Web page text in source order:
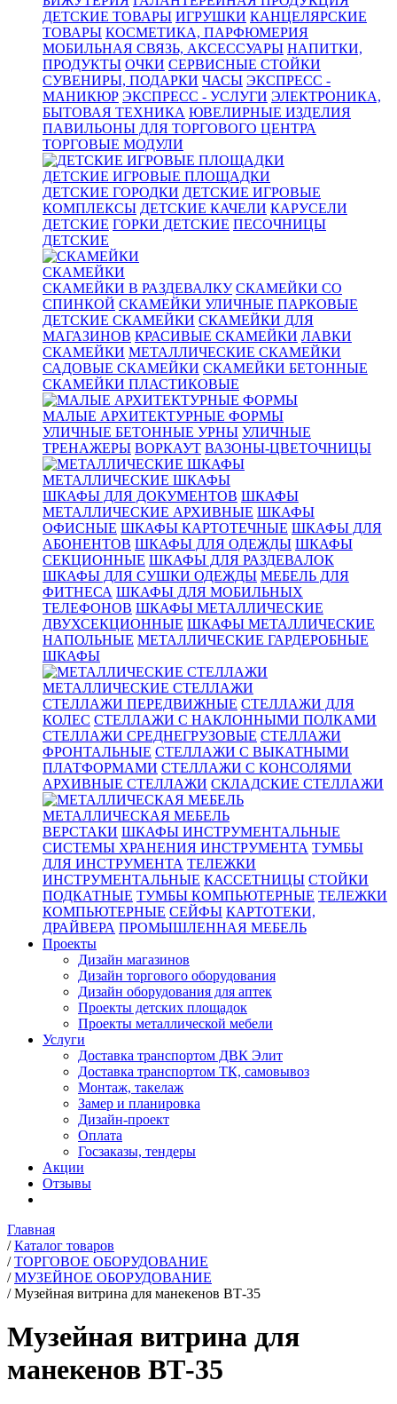
ДЕТСКИЕ ТОВАРЫ ИГРУШКИ КАНЦЕЛЯРСКИЕ
ТОВАРЫ КОСМЕТИКА, ПАРФЮМЕРИЯ
МОБИЛЬНАЯ СВЯЗЬ, АКСЕССУАРЫ НАПИТКИ,
ПРОДУКТЫ ОЧКИ СЕРВИСНЫЕ СТОЙКИ
СУВЕНИРЫ, ПОДАРКИ ЧАСЫ ЭКСПРЕСС -
МАНИКЮР ЭКСПРЕСС - УСЛУГИ ЭЛЕКТРОНИКА,
БЫТОВАЯ ТЕХНИКА ЮВЕЛИРНЫЕ ИЗДЕЛИЯ
ПАВИЛЬОНЫ ДЛЯ ТОРГОВОГО ЦЕНТРА
ТОРГОВЫЕ МОДУЛИ
ДЕТСКИЕ ИГРОВЫЕ ПЛОЩАДКИ
ДЕТСКИЕ ГОРОДКИ ДЕТСКИЕ ИГРОВЫЕ
КОМПЛЕКСЫ ДЕТСКИЕ КАЧЕЛИ КАРУСЕЛИ
ДЕТСКИЕ ГОРКИ ДЕТСКИЕ ПЕСОЧНИЦЫ
ДЕТСКИЕ
СКАМЕЙКИ
СКАМЕЙКИ В РАЗДЕВАЛКУ СКАМЕЙКИ СО
СПИНКОЙ СКАМЕЙКИ УЛИЧНЫЕ ПАРКОВЫЕ
ДЕТСКИЕ СКАМЕЙКИ СКАМЕЙКИ ДЛЯ
МАГАЗИНОВ КРАСИВЫЕ СКАМЕЙКИ ЛАВКИ
СКАМЕЙКИ МЕТАЛЛИЧЕСКИЕ СКАМЕЙКИ
САДОВЫЕ СКАМЕЙКИ СКАМЕЙКИ БЕТОННЫЕ
СКАМЕЙКИ ПЛАСТИКОВЫЕ
МАЛЫЕ АРХИТЕКТУРНЫЕ ФОРМЫ
УЛИЧНЫЕ БЕТОННЫЕ УРНЫ УЛИЧНЫЕ
ТРЕНАЖЕРЫ ВОРКАУТ ВАЗОНЫ-ЦВЕТОЧНИЦЫ
МЕТАЛЛИЧЕСКИЕ ШКАФЫ
ШКАФЫ ДЛЯ ДОКУМЕНТОВ ШКАФЫ
МЕТАЛЛИЧЕСКИЕ АРХИВНЫЕ ШКАФЫ
ОФИСНЫЕ ШКАФЫ КАРТОТЕЧНЫЕ ШКАФЫ ДЛЯ
АБОНЕНТОВ ШКАФЫ ДЛЯ ОДЕЖДЫ ШКАФЫ
СЕКЦИОННЫЕ ШКАФЫ ДЛЯ РАЗДЕВАЛОК
ШКАФЫ ДЛЯ СУШКИ ОДЕЖДЫ МЕБЕЛЬ ДЛЯ
ФИТНЕСА ШКАФЫ ДЛЯ МОБИЛЬНЫХ
ТЕЛЕФОНОВ ШКАФЫ МЕТАЛЛИЧЕСКИЕ
ДВУХСЕКЦИОННЫЕ ШКАФЫ МЕТАЛЛИЧЕСКИЕ
НАПОЛЬНЫЕ МЕТАЛЛИЧЕСКИЕ ГАРДЕРОБНЫЕ
ШКАФЫ
МЕТАЛЛИЧЕСКИЕ СТЕЛЛАЖИ
СТЕЛЛАЖИ ПЕРЕДВИЖНЫЕ СТЕЛЛАЖИ ДЛЯ
КОЛЕС СТЕЛЛАЖИ С НАКЛОННЫМИ ПОЛКАМИ
СТЕЛЛАЖИ СРЕДНЕГРУЗОВЫЕ СТЕЛЛАЖИ
ФРОНТАЛЬНЫЕ СТЕЛЛАЖИ С ВЫКАТНЫМИ
ПЛАТФОРМАМИ СТЕЛЛАЖИ С КОНСОЛЯМИ
АРХИВНЫЕ СТЕЛЛАЖИ СКЛАДСКИЕ СТЕЛЛАЖИ
МЕТАЛЛИЧЕСКАЯ МЕБЕЛЬ
ВЕРСТАКИ ШКАФЫ ИНСТРУМЕНТАЛЬНЫЕ
СИСТЕМЫ ХРАНЕНИЯ ИНСТРУМЕНТА ТУМБЫ
ДЛЯ ИНСТРУМЕНТА ТЕЛЕЖКИ
ИНСТРУМЕНТАЛЬНЫЕ КАССЕТНИЦЫ СТОЙКИ
ПОДКАТНЫЕ ТУМБЫ КОМПЬЮТЕРНЫЕ ТЕЛЕЖКИ
КОМПЬЮТЕРНЫЕ СЕЙФЫ КАРТОТЕКИ,
ДРАЙВЕРА ПРОМЫШЛЕННАЯ МЕБЕЛЬ
Проекты
Дизайн магазинов
Дизайн торгового оборудования
Дизайн оборудования для аптек
Проекты детских площадок
Проекты металлической мебели
Услуги
Доставка транспортом ДВК Элит
Доставка транспортом ТК, самовывоз
Монтаж, такелаж
Замер и планировка
Дизайн-проект
Оплата
Госзаказы, тендеры
Акции
Отзывы
Главная
/ Каталог товаров
/ ТОРГОВОЕ ОБОРУДОВАНИЕ
/ МУЗЕЙНОЕ ОБОРУДОВАНИЕ
/ Музейная витрина для манекенов ВТ-35
Музейная витрина для
манекенов ВТ-35